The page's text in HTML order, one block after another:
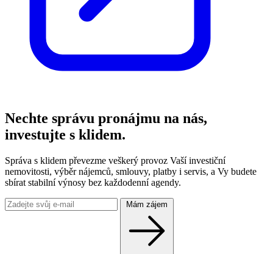
Nechte správu pronájmu na nás,
investujte s klidem.
Správa s klidem převezme veškerý provoz Vaší investiční
nemovitosti, výběr nájemců, smlouvy, platby i servis, a Vy budete
sbírat stabilní výnosy bez každodenní agendy.
Mám zájem